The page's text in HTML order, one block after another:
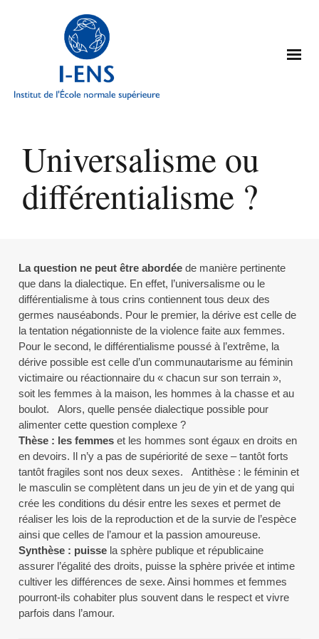
Universalisme ou
différentialisme ?
La question ne peut être abordée de manière pertinente
que dans la dialectique. En effet, l’universalisme ou le
différentialisme à tous crins contiennent tous deux des
germes nauséabonds. Pour le premier, la dérive est celle de
la tentation négationniste de la violence faite aux femmes.
Pour le second, le différentialisme poussé à l’extrême, la
dérive possible est celle d’un communautarisme au féminin
victimaire ou réactionnaire du « chacun sur son terrain »,
soit les femmes à la maison, les hommes à la chasse et au
boulot. Alors, quelle pensée dialectique possible pour
alimenter cette question complexe ?
Thèse : les femmes et les hommes sont égaux en droits en
en devoirs. Il n’y a pas de supériorité de sexe – tantôt forts
tantôt fragiles sont nos deux sexes. Antithèse : le féminin et
le masculin se complètent dans un jeu de yin et de yang qui
crée les conditions du désir entre les sexes et permet de
réaliser les lois de la reproduction et de la survie de l’espèce
ainsi que celles de l’amour et la passion amoureuse.
Synthèse : puisse la sphère publique et républicaine
assurer l’égalité des droits, puisse la sphère privée et intime
cultiver les différences de sexe. Ainsi hommes et femmes
pourront-ils cohabiter plus souvent dans le respect et vivre
parfois dans l’amour.